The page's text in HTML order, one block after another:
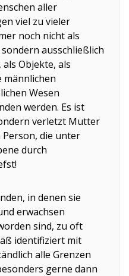
aller
viel zu vieler
noch nicht als
ausschließlich
Objekte, als
männlichen
Wesen
werden. Es ist
verletzt Mutter
die unter
durch
in denen sie
erwachsen
sind, zu oft
identifiziert mit
alle Grenzen
gerne dann